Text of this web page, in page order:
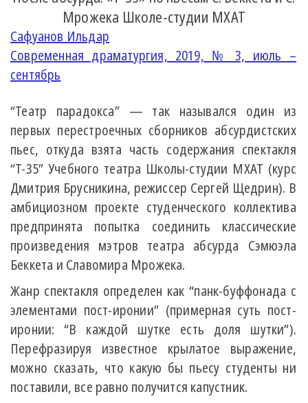
Мрожека Школе-студии МХАТ
Сафуанов Ильдар
Современная драматургия, 2019, № 3, июль –
сентябрь
“Театр парадокса” — так назывался один из
первых перестроечных сборников абсурдистских
пьес, откуда взята часть содержания спектакля
“Т-35” Учебного театра Школы-студии МХАТ (курс
Дмитрия Брусникина, режиссер Сергей Щедрин). В
амбициозном проекте студенческого коллектива
предпринята попытка соединить классические
произведения мэтров театра абсурда Сэмюэла
Беккета и Славомира Мрожека.
Жанр спектакля определен как “панк-буффонада с
элементами пост-иронии” (примерная суть пост-
иронии: “В каждой шутке есть доля шутки”).
Перефразируя известное крылатое выражение,
можно сказать, что какую бы пьесу студенты ни
поставили, все равно получится капустник.